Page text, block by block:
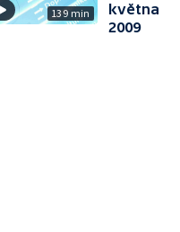
139 min
května
2009